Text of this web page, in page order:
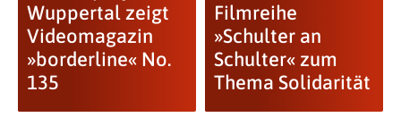
Wuppertal zeigt
Videomagazin
»borderline« No.
135
Filmreihe
»Schulter an
Schulter« zum
Thema Solidarität